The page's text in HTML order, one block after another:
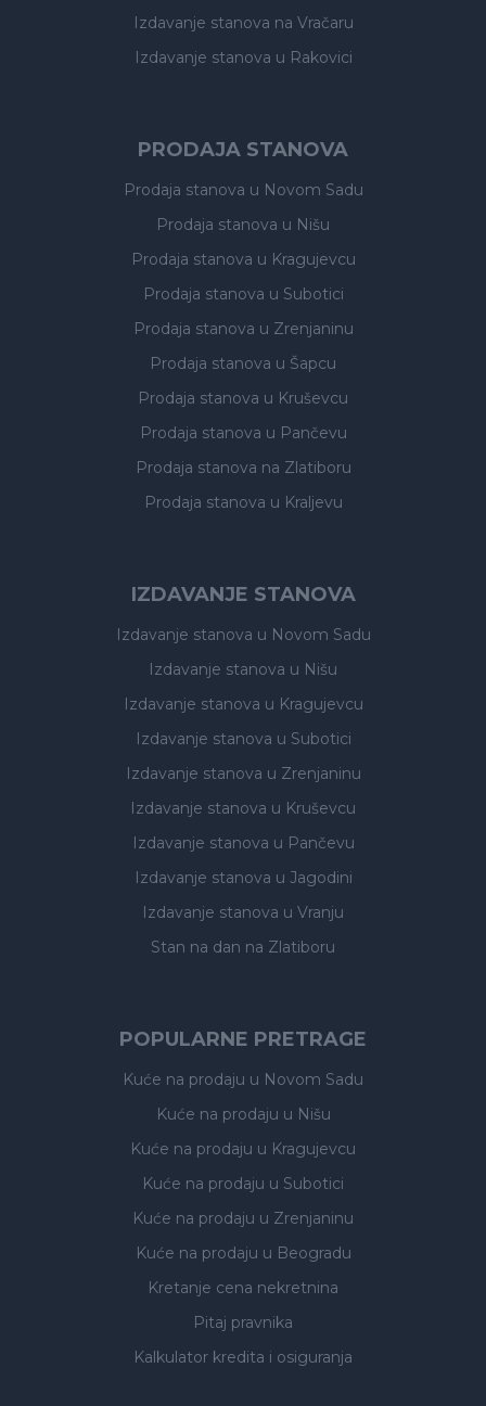
Izdavanje stanova na Vračaru
Izdavanje stanova u Rakovici
PRODAJA STANOVA
Prodaja stanova u Novom Sadu
Prodaja stanova u Nišu
Prodaja stanova u Kragujevcu
Prodaja stanova u Subotici
Prodaja stanova u Zrenjaninu
Prodaja stanova u Šapcu
Prodaja stanova u Kruševcu
Prodaja stanova u Pančevu
Prodaja stanova na Zlatiboru
Prodaja stanova u Kraljevu
IZDAVANJE STANOVA
Izdavanje stanova u Novom Sadu
Izdavanje stanova u Nišu
Izdavanje stanova u Kragujevcu
Izdavanje stanova u Subotici
Izdavanje stanova u Zrenjaninu
Izdavanje stanova u Kruševcu
Izdavanje stanova u Pančevu
Izdavanje stanova u Jagodini
Izdavanje stanova u Vranju
Stan na dan na Zlatiboru
POPULARNE PRETRAGE
Kuće na prodaju u Novom Sadu
Kuće na prodaju u Nišu
Kuće na prodaju u Kragujevcu
Kuće na prodaju u Subotici
Kuće na prodaju u Zrenjaninu
Kuće na prodaju u Beogradu
Kretanje cena nekretnina
Pitaj pravnika
Kalkulator kredita i osiguranja